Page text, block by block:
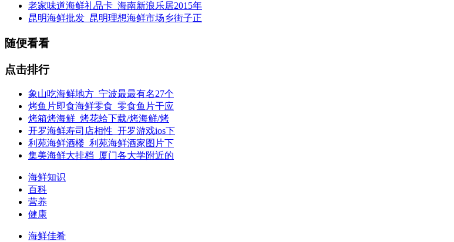
老家味道海鲜礼品卡_海南新浪乐居2015年
昆明海鲜批发_昆明理想海鲜市场乡街子正
随便看看
点击排行
象山吃海鲜地方_宁波最最有名27个
烤鱼片即食海鲜零食_零食鱼片干应
烤箱烤海鲜_烤花蛤下载/烤海鲜/烤
开罗海鲜寿司店相性_开罗游戏ios下
利苑海鲜酒楼_利苑海鲜酒家图片下
集美海鲜大排档_厦门各大学附近的
海鲜知识
百科
营养
健康
海鲜佳肴